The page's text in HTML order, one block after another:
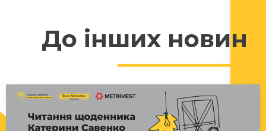
До інших новин